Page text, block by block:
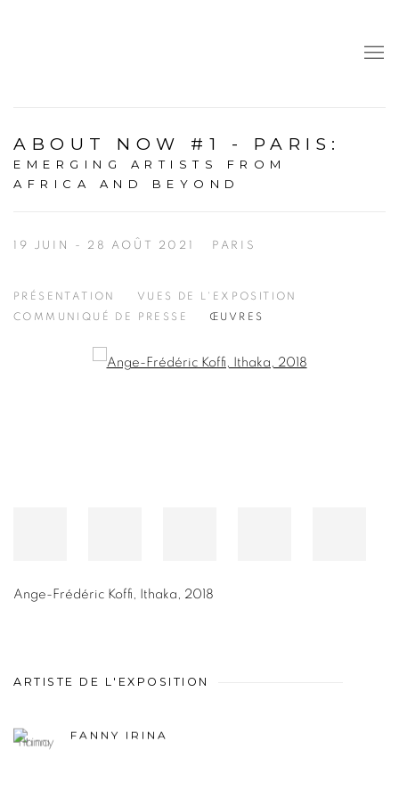
ABOUT NOW #1 - PARIS :
EMERGING ARTISTS FROM
AFRICA AND BEYOND
19 JUIN - 28 AOÛT 2021 PARIS
PRÉSENTATION
VUES DE L'EXPOSITION
COMMUNIQUÉ DE PRESSE
ŒUVRES
Open a larger version of the following image in a popup:
Ange-Frédéric Koffi Ithaka 2018
ARTISTE DE L'EXPOSITION
FANNY IRINA